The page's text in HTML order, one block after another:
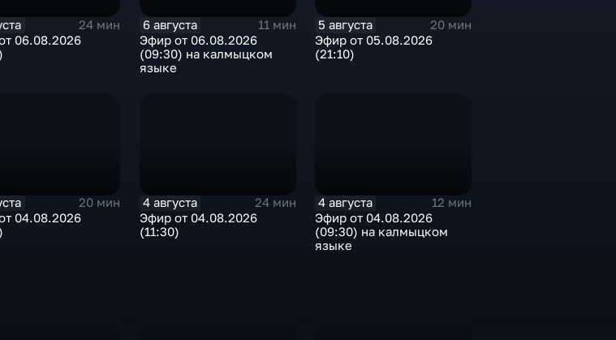
24 мин
06.08.2026
6 августа
11 мин
Эфир от 06.08.2026
(09:30) на калмыцком
языке
5 августа
20 мин
Эфир от 05.08.2026
(21:10)
20 мин
04.08.2026
4 августа
24 мин
Эфир от 04.08.2026
(11:30)
4 августа
12 мин
Эфир от 04.08.2026
(09:30) на калмыцком
языке